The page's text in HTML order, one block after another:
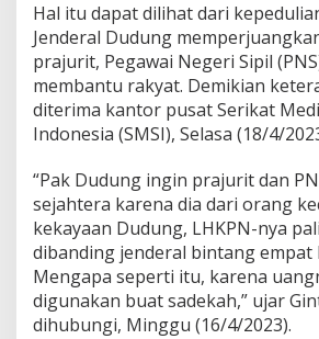
e
t
u
l
u
s
a
d
a
n
K
e
p
e
u
Hal itu dapat dilihat dari
Jenderal Dudung
prajurit, Pegawai Negeri Sipil
membantu rakyat. Demikian
diterima kantor pusat Serikat
Indonesia (SMSI), Selasa (18/4/
“Pak Dudung ingin prajurit dan
sejahtera karena dia dari orang
kekayaan Dudung, LHKPN-nya
dibanding jenderal bintang empat
Mengapa seperti itu, karena
digunakan buat sadekah,” ujar
dihubungi, Minggu (16/4/2023).